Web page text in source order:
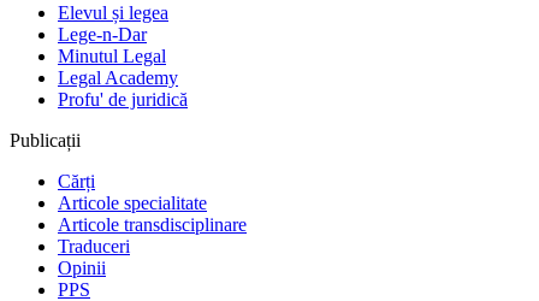
Elevul și legea
Lege-n-Dar
Minutul Legal
Legal Academy
Profu' de juridică
Publicații
Cărți
Articole specialitate
Articole transdisciplinare
Traduceri
Opinii
PPS